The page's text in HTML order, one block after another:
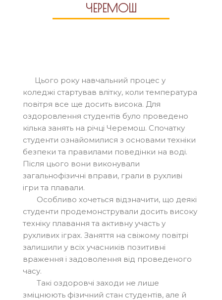
ЧЕРЕМОШ
Цього року навчальний процес у
коледжі стартував влітку, коли температура
повітря все ще досить висока. Для
оздоровлення студентів було проведено
кілька занять на річці Черемош. Спочатку
студенти ознайомилися з основами техніки
безпеки та правилами поведінки на воді.
Після цього вони виконували
загальнофізичні вправи, грали в рухливі
ігри та плавали.
Особливо хочеться відзначити, що деякі
студенти продемонстрували досить високу
техніку плавання та активну участь у
рухливих іграх. Заняття на свіжому повітрі
залишили у всіх учасників позитивні
враження і задоволення від проведеного
часу.
Такі оздоровчі заходи не лише
зміцнюють фізичний стан студентів, але й